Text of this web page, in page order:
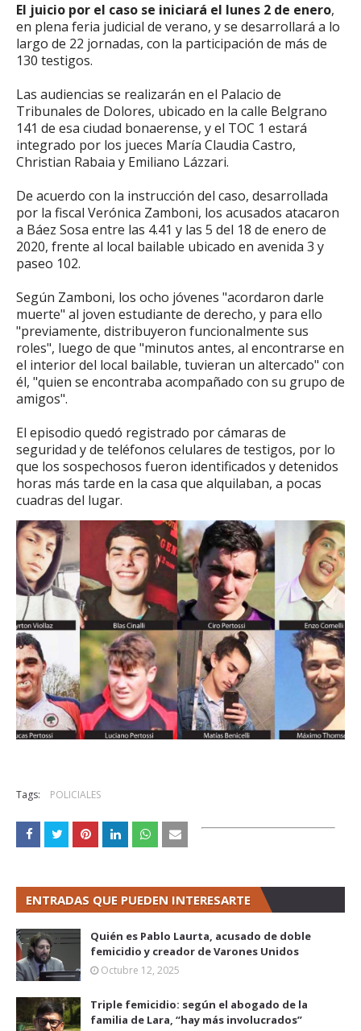
El juicio por el caso se iniciará el lunes 2 de enero,
en plena feria judicial de verano, y se desarrollará a lo
largo de 22 jornadas, con la participación de más de
130 testigos.
Las audiencias se realizarán en el Palacio de
Tribunales de Dolores, ubicado en la calle Belgrano
141 de esa ciudad bonaerense, y el TOC 1 estará
integrado por los jueces María Claudia Castro,
Christian Rabaia y Emiliano Lázzari.
De acuerdo con la instrucción del caso, desarrollada
por la fiscal Verónica Zamboni, los acusados atacaron
a Báez Sosa entre las 4.41 y las 5 del 18 de enero de
2020, frente al local bailable ubicado en avenida 3 y
paseo 102.
Según Zamboni, los ocho jóvenes "acordaron darle
muerte" al joven estudiante de derecho, y para ello
"previamente, distribuyeron funcionalmente sus
roles", luego de que "minutos antes, al encontrarse en
el interior del local bailable, tuvieran un altercado" con
él, "quien se encontraba acompañado con su grupo de
amigos".
El episodio quedó registrado por cámaras de
seguridad y de teléfonos celulares de testigos, por lo
que los sospechosos fueron identificados y detenidos
horas más tarde en la casa que alquilaban, a pocas
cuadras del lugar.
Tags: POLICIALES
ENTRADAS QUE PUEDEN INTERESARTE
Quién es Pablo Laurta, acusado de doble
femicidio y creador de Varones Unidos
Octubre 12, 2025
Triple femicidio: según el abogado de la
familia de Lara, “hay más involucrados”